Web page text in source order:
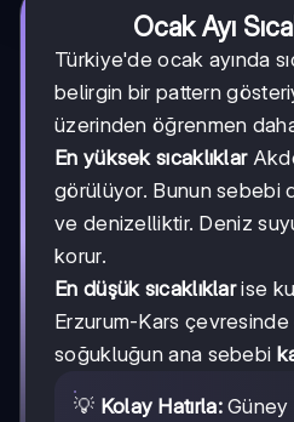
Ocak Ayı
Türkiye'de ocak ayında
belirgin bir pattern
üzerinden öğrenmen
En yüksek sıcaklıklar
görülüyor. Bunun sebebi
ve denizelliktir. Deniz suyu
korur.
En düşük sıcaklıklarise
Erzurum-Kars
soğukluğun ana sebebi
💡 Kolay Hatırla:Güney